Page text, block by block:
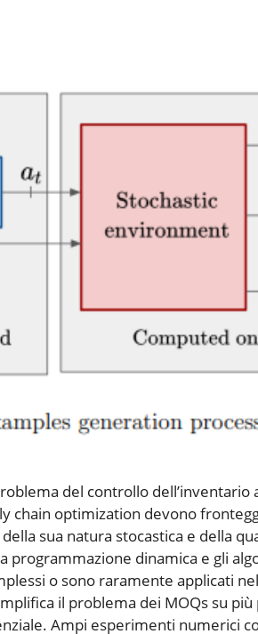
del controllo dell’inventario
chain optimization devono
sua natura stocastica e della
programmazione dinamica e gli
o sono raramente applicati
il problema dei MOQs su
Ampi esperimenti numerici